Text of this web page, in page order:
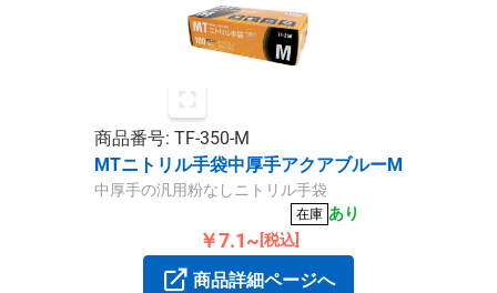
商品番号: TF-350-M
MTニトリル手袋中厚手アクアブルーM
中厚手の汎用粉なしニトリル手袋
在庫 あり
￥7.1~ [税込]
商品詳細ページへ